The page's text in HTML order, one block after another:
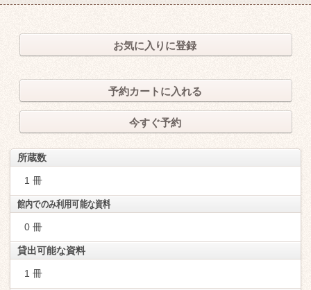
お気に入りに登録
予約カートに入れる
今すぐ予約
所蔵数
1 冊
館内でのみ利用可能な資料
0 冊
貸出可能な資料
1 冊